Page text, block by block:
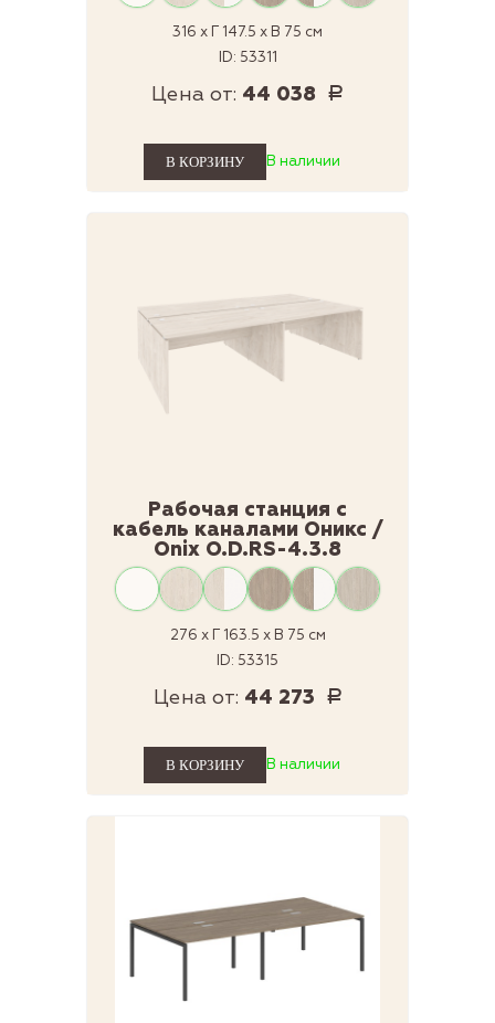
316 x Г 147.5 x В 75 см
ID: 53311
Цена от: 44 038 Р
В наличии
Рабочая станция с
кабель каналами Оникс /
Onix O.D.RS-4.3.8
276 x Г 163.5 x В 75 см
ID: 53315
Цена от: 44 273 Р
В наличии